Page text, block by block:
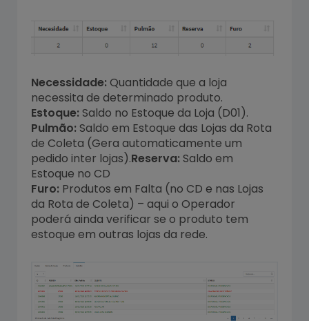
Necessidade: Quantidade que a loja
necessita de determinado produto.
Estoque: Saldo no Estoque da Loja (D01).
Pulmão: Saldo em Estoque das Lojas da Rota
de Coleta (Gera automaticamente um
pedido inter lojas).Reserva: Saldo em
Estoque no CD
Furo: Produtos em Falta (no CD e nas Lojas
da Rota de Coleta) – aqui o Operador
poderá ainda verificar se o produto tem
estoque em outras lojas da rede.